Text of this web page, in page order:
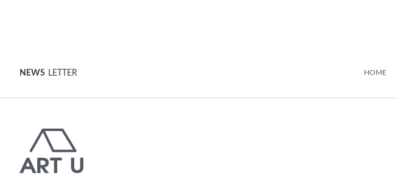
NEWS LETTER HOME